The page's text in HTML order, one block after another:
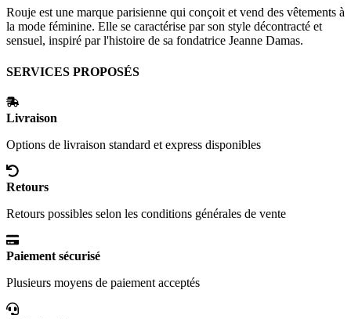
Rouje est une marque parisienne qui conçoit et vend des vêtements à
la mode féminine. Elle se caractérise par son style décontracté et
sensuel, inspiré par l'histoire de sa fondatrice Jeanne Damas.
SERVICES PROPOSÉS
Livraison
Options de livraison standard et express disponibles
Retours
Retours possibles selon les conditions générales de vente
Paiement sécurisé
Plusieurs moyens de paiement acceptés